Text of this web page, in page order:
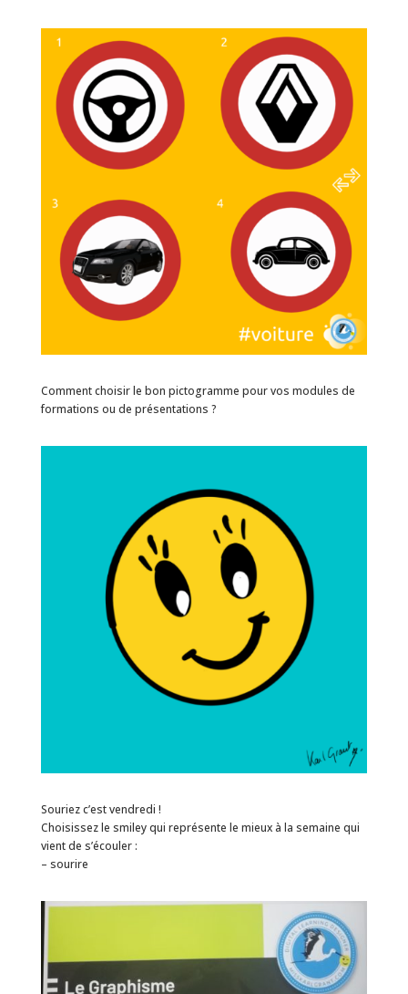
Comment choisir le bon pictogramme pour vos modules de
formations ou de présentations ?
Souriez c’est vendredi !
Choisissez le smiley qui représente le mieux à la semaine qui
vient de s’écouler :
– sourire